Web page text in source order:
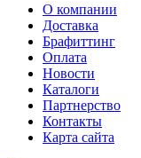
О компании
Доставка
Брафиттинг
Оплата
Новости
Каталоги
Партнерство
Контакты
Карта сайта